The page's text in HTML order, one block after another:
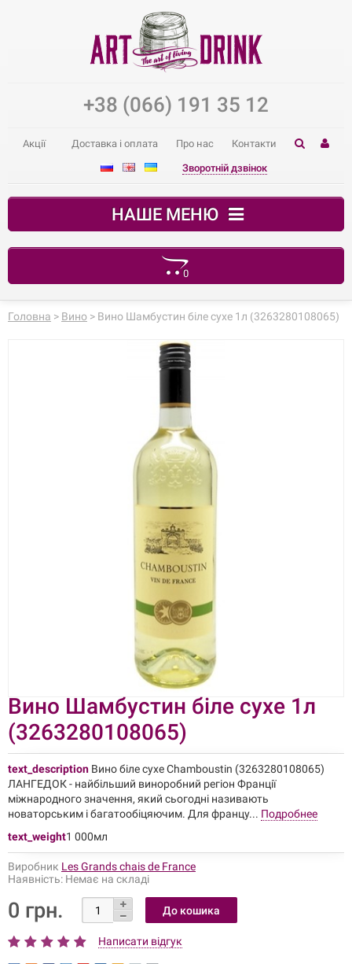
+38 (066) 191 35 12
Акції Доставка і оплата Про нас Контакти
Зворотній дзвінок
НАШЕ МЕНЮ
0
Ваш кошик порожній
Головна > Вино > Вино Шамбустин біле сухе 1л (3263280108065)
Вино Шамбустин біле сухе 1л
(3263280108065)
text_description Вино біле сухе Chamboustin (3263280108065)
ЛАНГЕДОК - найбільший виноробний регіон Франції
міжнародного значення, який сьогодні називають
новаторським і багатообіцяючим. Для францу... Подробнее
text_weight1 000мл
Виробник Les Grands chais de France
Наявність: Немає на складі
0 грн.
Написати відгук